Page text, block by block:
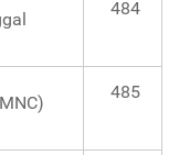
484
485